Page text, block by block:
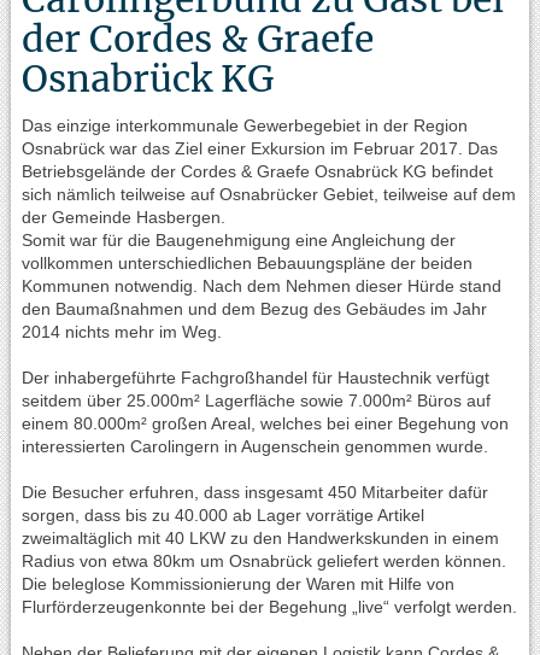
der Cordes & Graefe
Osnabrück KG
Das einzige interkommunale Gewerbegebiet in der Region
Osnabrück war das Ziel einer Exkursion im Februar 2017. Das
Betriebsgelände der Cordes & Graefe Osnabrück KG befindet
sich nämlich teilweise auf Osnabrücker Gebiet, teilweise auf dem
der Gemeinde Hasbergen.
Somit war für die Baugenehmigung eine Angleichung der
vollkommen unterschiedlichen Bebauungspläne der beiden
Kommunen notwendig. Nach dem Nehmen dieser Hürde stand
den Baumaßnahmen und dem Bezug des Gebäudes im Jahr
2014 nichts mehr im Weg.
Der inhabergeführte Fachgroßhandel für Haustechnik verfügt
seitdem über 25.000m² Lagerfläche sowie 7.000m² Büros auf
einem 80.000m² großen Areal, welches bei einer Begehung von
interessierten Carolingern in Augenschein genommen wurde.
Die Besucher erfuhren, dass insgesamt 450 Mitarbeiter dafür
sorgen, dass bis zu 40.000 ab Lager vorrätige Artikel
zweimaltäglich mit 40 LKW zu den Handwerkskunden in einem
Radius von etwa 80km um Osnabrück geliefert werden können.
Die beleglose Kommissionierung der Waren mit Hilfe von
Flurförderzeugenkonnte bei der Begehung „live“ verfolgt werden.